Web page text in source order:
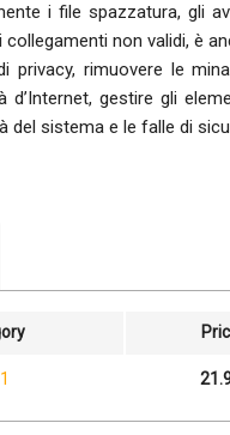
i file spazzatura, gli
non validi, è
privacy, rimuovere le
d’Internet, gestire gli
del sistema e le falle di